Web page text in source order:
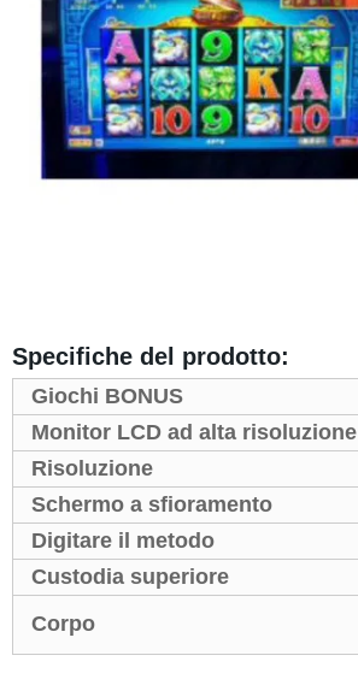
Specifiche del prodotto:
Giochi BONUS
Monitor LCD ad alta risoluzione
Risoluzione
Schermo a sfioramento
Digitare il metodo
Custodia superiore
Corpo